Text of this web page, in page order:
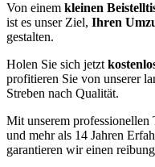
Von einem kleinen
ist es unser Ziel, Ihren
gestalten.
Holen Sie sich jetzt
profitieren Sie von unserer
Streben nach Qualität.
Mit unserem professionellen
und mehr als 14 Jahren
garantieren wir einen